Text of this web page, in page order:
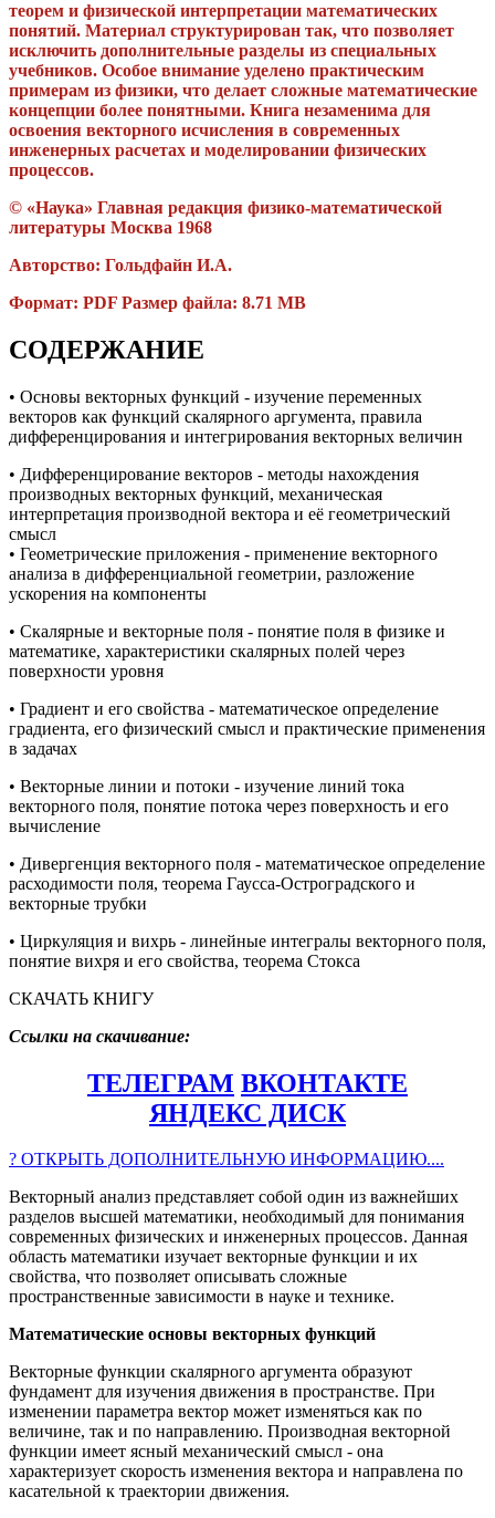
теорем и физической интерпретации математических
понятий. Материал структурирован так, что позволяет
исключить дополнительные разделы из специальных
учебников. Особое внимание уделено практическим
примерам из физики, что делает сложные математические
концепции более понятными. Книга незаменима для
освоения векторного исчисления в современных
инженерных расчетах и моделировании физических
процессов.
© «Наука» Главная редакция физико-математической
литературы Москва 1968
Авторство: Гольдфайн И.А.
Формат: PDF Размер файла: 8.71 MB
СОДЕРЖАНИЕ
• Основы векторных функций - изучение переменных
векторов как функций скалярного аргумента, правила
дифференцирования и интегрирования векторных величин
• Дифференцирование векторов - методы нахождения
производных векторных функций, механическая
интерпретация производной вектора и её геометрический
смысл
• Геометрические приложения - применение векторного
анализа в дифференциальной геометрии, разложение
ускорения на компоненты
• Скалярные и векторные поля - понятие поля в физике и
математике, характеристики скалярных полей через
поверхности уровня
• Градиент и его свойства - математическое определение
градиента, его физический смысл и практические применения
в задачах
• Векторные линии и потоки - изучение линий тока
векторного поля, понятие потока через поверхность и его
вычисление
• Дивергенция векторного поля - математическое определение
расходимости поля, теорема Гаусса-Остроградского и
векторные трубки
• Циркуляция и вихрь - линейные интегралы векторного поля,
понятие вихря и его свойства, теорема Стокса
СКАЧАТЬ КНИГУ
Ссылки на скачивание:
ТЕЛЕГРАМ ВКОНТАКТЕ
ЯНДЕКС ДИСК
? ОТКРЫТЬ ДОПОЛНИТЕЛЬНУЮ ИНФОРМАЦИЮ....
Векторный анализ представляет собой один из важнейших
разделов высшей математики, необходимый для понимания
современных физических и инженерных процессов. Данная
область математики изучает векторные функции и их
свойства, что позволяет описывать сложные
пространственные зависимости в науке и технике.
Математические основы векторных функций
Векторные функции скалярного аргумента образуют
фундамент для изучения движения в пространстве. При
изменении параметра вектор может изменяться как по
величине, так и по направлению. Производная векторной
функции имеет ясный механический смысл - она
характеризует скорость изменения вектора и направлена по
касательной к траектории движения.